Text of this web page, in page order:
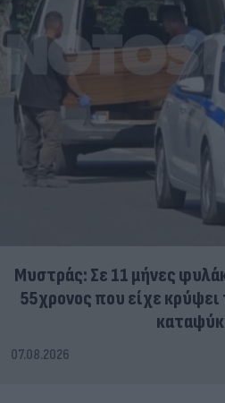
Μυστράς: Σε 11 μήνες
55χρονος που είχε
07.08.2026